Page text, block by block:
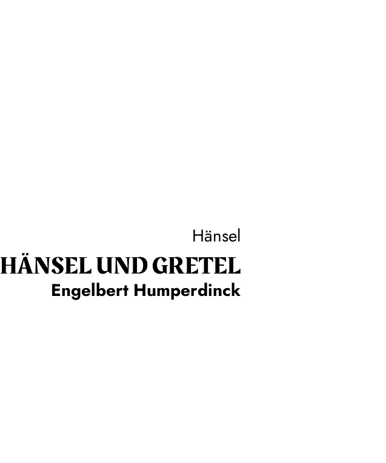
Hänsel
HÄNSEL UND GRETEL
Engelbert Humperdinck